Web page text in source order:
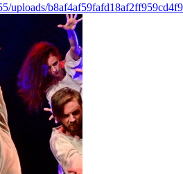
uploads/